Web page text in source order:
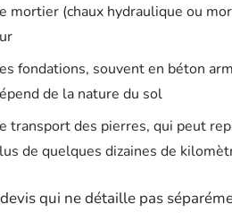
mortier (chaux hydraulique ou
fondations, souvent en béton
de la nature du sol
transport des pierres, qui peut
de quelques dizaines de
qui ne détaille pas